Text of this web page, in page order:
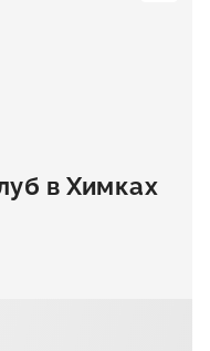
в Химках